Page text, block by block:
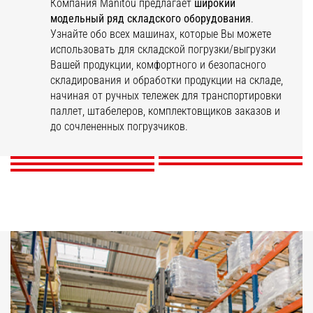
Компания Manitou предлагает широкий
модельный ряд складского оборудования.
Узнайте обо всех машинах, которые Вы можете
использовать для складской погрузки/выгрузки
Вашей продукции, комфортного и безопасного
складирования и обработки продукции на складе,
начиная от ручных тележек для транспортировки
паллет, штабелеров, комплектовщиков заказов и
до сочлененных погрузчиков.
KLEOS
STACKY
ОТКРОЙТЕ ДЛЯ СЕБЯ
ES
ОТКРОЙТЕ ДЛЯ СЕБЯ
ОТКРОЙТЕ ДЛЯ СЕБЯ